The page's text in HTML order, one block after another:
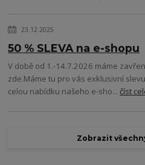
23.12.2025
50 % SLEVA na e-shopu
V době od 1.-14.7.2026 máme
zde.Máme tu pro vás exklusivní
celou nabídku našeho e-sho...číst
Zobrazit